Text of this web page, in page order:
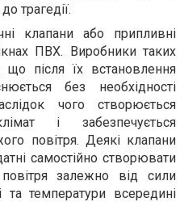
трагедії.
клапани або припливні
ПВХ. Виробники таких
що після їх встановлення
без необхідності
чого створюється
і забезпечується
повітря. Деякі клапани
самостійно створювати
залежно від сили
та температури всередині